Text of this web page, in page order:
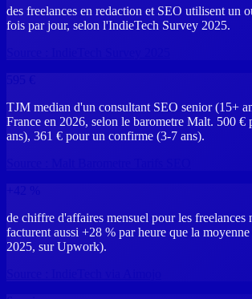
des freelances en redaction et SEO utilisent un
fois par jour, selon l'IndieTech Survey 2025.
TJM median d'un consultant SEO senior (15+
France en 2026, selon le barometre Malt. 500 €
ans), 361 € pour un confirme (3-7 ans).
de chiffre d'affaires mensuel pour les
facturent aussi +28 % par heure que la
2025, sur Upwork).